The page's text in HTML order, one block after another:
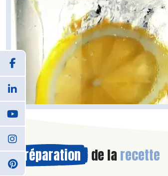
Préparation de la recette